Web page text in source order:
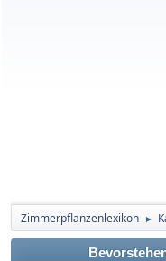
Zimmerpflanzenlexikon ►